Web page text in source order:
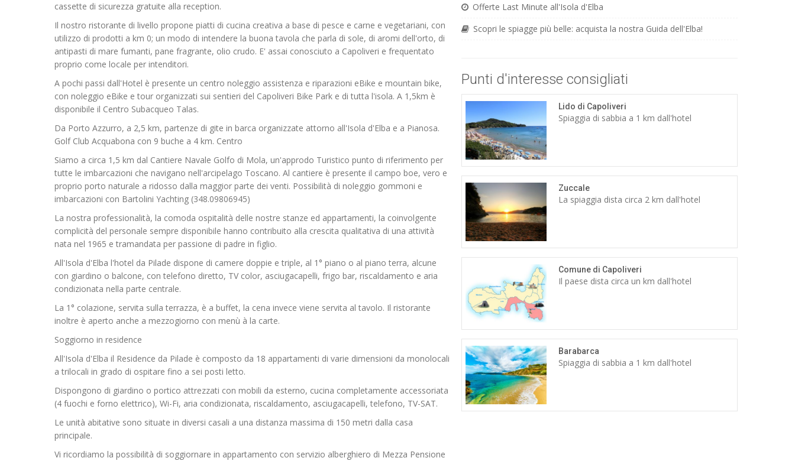
cassette di sicurezza gratuite alla reception.
Il nostro ristorante di livello propone piatti di cucina creativa a base di pesce e carne e vegetariani, con
utilizzo di prodotti a km 0; un modo di intendere la buona tavola che parla di sole, di aromi dell'orto, di
antipasti di mare fumanti, pane fragrante, olio crudo. E' assai conosciuto a Capoliveri e frequentato
proprio come locale per intenditori.
A pochi passi dall'Hotel è presente un centro noleggio assistenza e riparazioni eBike e mountain bike,
con noleggio eBike e tour organizzati sui sentieri del Capoliveri Bike Park e di tutta l'isola. A 1,5km è
disponibile il Centro Subacqueo Talas.
Da Porto Azzurro, a 2,5 km, partenze di gite in barca organizzate attorno all'Isola d'Elba e a Pianosa.
Golf Club Acquabona con 9 buche a 4 km. Centro
Siamo a circa 1,5 km dal Cantiere Navale Golfo di Mola, un'approdo Turistico punto di riferimento per
tutte le imbarcazioni che navigano nell'arcipelago Toscano. Al cantiere è presente il campo boe, vero e
proprio porto naturale a ridosso dalla maggior parte dei venti. Possibilità di noleggio gommoni e
imbarcazioni con Bartolini Yachting (348.09806945)
La nostra professionalità, la comoda ospitalità delle nostre stanze ed appartamenti, la coinvolgente
complicità del personale sempre disponibile hanno contribuito alla crescita qualitativa di una attività
nata nel 1965 e tramandata per passione di padre in figlio.
All'Isola d'Elba l'hotel da Pilade dispone di camere doppie e triple, al 1° piano o al piano terra, alcune
con giardino o balcone, con telefono diretto, TV color, asciugacapelli, frigo bar, riscaldamento e aria
condizionata nella parte centrale.
La 1° colazione, servita sulla terrazza, è a buffet, la cena invece viene servita al tavolo. Il ristorante
inoltre è aperto anche a mezzogiorno con menù à la carte.
Soggiorno in residence
All'Isola d'Elba il Residence da Pilade è composto da 18 appartamenti di varie dimensioni da monolocali
a trilocali in grado di ospitare fino a sei posti letto.
Dispongono di giardino o portico attrezzati con mobili da esterno, cucina completamente accessoriata
(4 fuochi e forno elettrico), Wi-Fi, aria condizionata, riscaldamento, asciugacapelli, telefono, TV-SAT.
Le unità abitative sono situate in diversi casali a una distanza massima di 150 metri dalla casa
principale.
Vi ricordiamo la possibilità di soggiornare in appartamento con servizio alberghiero di Mezza Pensione
Offerte Last Minute all'Isola d'Elba
Scopri le spiagge più belle: acquista la nostra Guida dell'Elba!
Punti d'interesse consigliati
Lido di Capoliveri
Spiaggia di sabbia a 1 km dall'hotel
Zuccale
La spiaggia dista circa 2 km dall'hotel
Comune di Capoliveri
Il paese dista circa un km dall'hotel
Barabarca
Spiaggia di sabbia a 1 km dall'hotel